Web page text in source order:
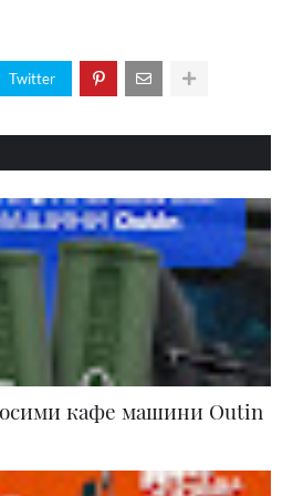
Twitter
кафе машини Outin